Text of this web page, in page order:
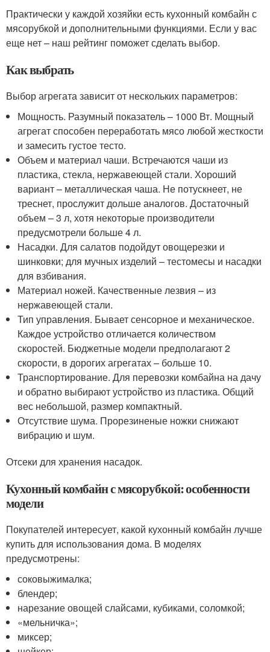
Практически у каждой хозяйки есть кухонный комбайн с
мясорубкой и дополнительными функциями. Если у вас
еще нет – наш рейтинг поможет сделать выбор.
Как выбрать
Выбор агрегата зависит от нескольких параметров:
Мощность. Разумный показатель – 1000 Вт. Мощный
агрегат способен переработать мясо любой жесткости
и замесить густое тесто.
Объем и материал чаши. Встречаются чаши из
пластика, стекла, нержавеющей стали. Хороший
вариант – металлическая чаша. Не потускнеет, не
треснет, прослужит дольше аналогов. Достаточный
объем – 3 л, хотя некоторые производители
предусмотрели больше 4 л.
Насадки. Для салатов подойдут овощерезки и
шинковки; для мучных изделий – тестомесы и насадки
для взбивания.
Материал ножей. Качественные лезвия – из
нержавеющей стали.
Тип управления. Бывает сенсорное и механическое.
Каждое устройство отличается количеством
скоростей. Бюджетные модели предполагают 2
скорости, в дорогих агрегатах – больше 10.
Транспортирование. Для перевозки комбайна на дачу
и обратно выбирают устройство из пластика. Общий
вес небольшой, размер компактный.
Отсутствие шума. Прорезиненые ножки снижают
вибрацию и шум.
Отсеки для хранения насадок.
Кухонный комбайн с мясорубкой: особенности
модели
Покупателей интересует, какой кухонный комбайн лучше
купить для использования дома. В моделях
предусмотрены:
соковыжималка;
блендер;
нарезание овощей слайсами, кубиками, соломкой;
«мельничка»;
миксер;